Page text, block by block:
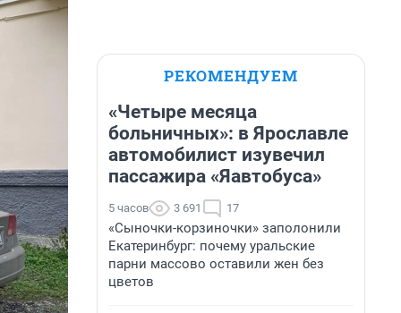
РЕКОМЕНДУЕМ
«Четыре месяца
больничных»: в Ярославле
автомобилист изувечил
пассажира «Яавтобуса»
5 часов 3 691 17
«Сыночки-корзиночки» заполонили
Екатеринбург: почему уральские
парни массово оставили жен без
цветов